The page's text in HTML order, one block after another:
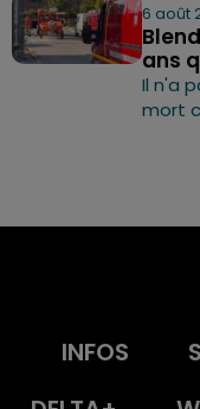
6 août
ans
Il n'a
mort
INFOS